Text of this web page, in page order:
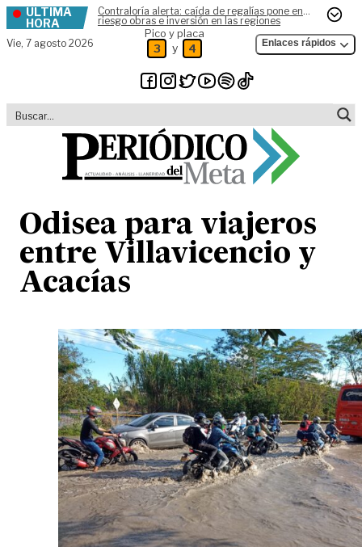
Skip to content
ÚLTIMA
HORA
Contraloría alerta: caída de regalías pone en
riesgo obras e inversión en las regiones
Vie, 7 agosto 2026
Pico y placa
3 y 4 Enlaces rápidos
Odisea para viajeros
entre Villavicencio y
Acacías